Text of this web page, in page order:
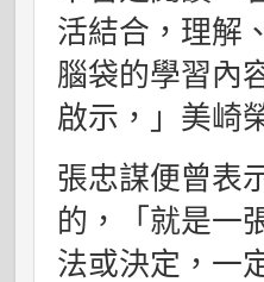
活結合，理解
腦袋的學習內
啟示，」美崎
張忠謀便曾表
的，「就是一
法或決定，一